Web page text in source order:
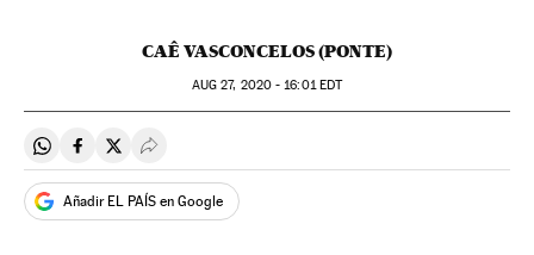
CAÊ VASCONCELOS (PONTE)
AUG 27, 2020 - 16:01EDT
Compartir en Whatsapp
Compartir en Facebook
Compartir en Twitter
Desplegar Redes Sociales
Añadir EL PAÍS en Google